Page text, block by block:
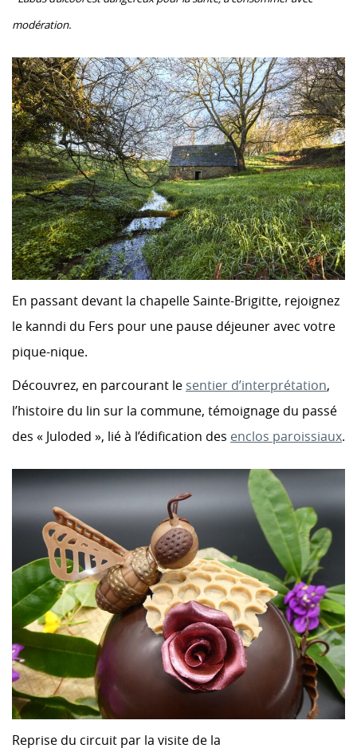
modération.
En passant devant la chapelle Sainte-Brigitte, rejoignez
le kanndi du Fers pour une pause déjeuner avec votre
pique-nique.
Découvrez, en parcourant le sentier d’interprétation,
l’histoire du lin sur la commune, témoignage du passé
des « Juloded », lié à l’édification des enclos paroissiaux.
Reprise du circuit par la visite de la